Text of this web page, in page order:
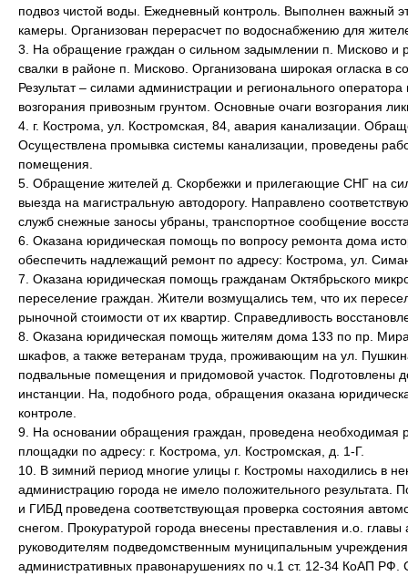
подвоз чистой воды. Ежедневный контроль. Выполнен важный
камеры. Организован перерасчет по водоснабжению для
3. На обращение граждан о сильном задымлении п. Мисково и
свалки в районе п. Мисково. Организована широкая огласка в
Результат – силами администрации и регионального
возгорания привозным грунтом. Основные очаги возгорания
4. г. Кострома, ул. Костромская, 84, авария канализации.
Осуществлена промывка системы канализации, проведены
помещения.
5. Обращение жителей д. Скорбежки и прилегающие СНГ на
выезда на магистральную автодорогу. Направлено
служб снежные заносы убраны, транспортное сообщение
6. Оказана юридическая помощь по вопросу ремонта дома
обеспечить надлежащий ремонт по адресу: Кострома, ул.
7. Оказана юридическая помощь гражданам Октябрьского
переселение граждан. Жители возмущались тем, что их
рыночной стоимости от их квартир. Справедливость
8. Оказана юридическая помощь жителям дома 133 по пр.
шкафов, а также ветеранам труда, проживающим на ул.
подвальные помещения и придомовой участок. Подготовлены
инстанции. На, подобного рода, обращения оказана
контроле.
9. На основании обращения граждан, проведена необходимая
площадки по адресу: г. Кострома, ул. Костромская, д. 1-Г.
10. В зимний период многие улицы г. Костромы находились в
администрацию города не имело положительного результата.
и ГИБД проведена соответствующая проверка состояния
снегом. Прокуратурой города внесены преставления и.о.
руководителям подведомственным муниципальным
административных правонарушениях по ч.1 ст. 12-34 КоАП